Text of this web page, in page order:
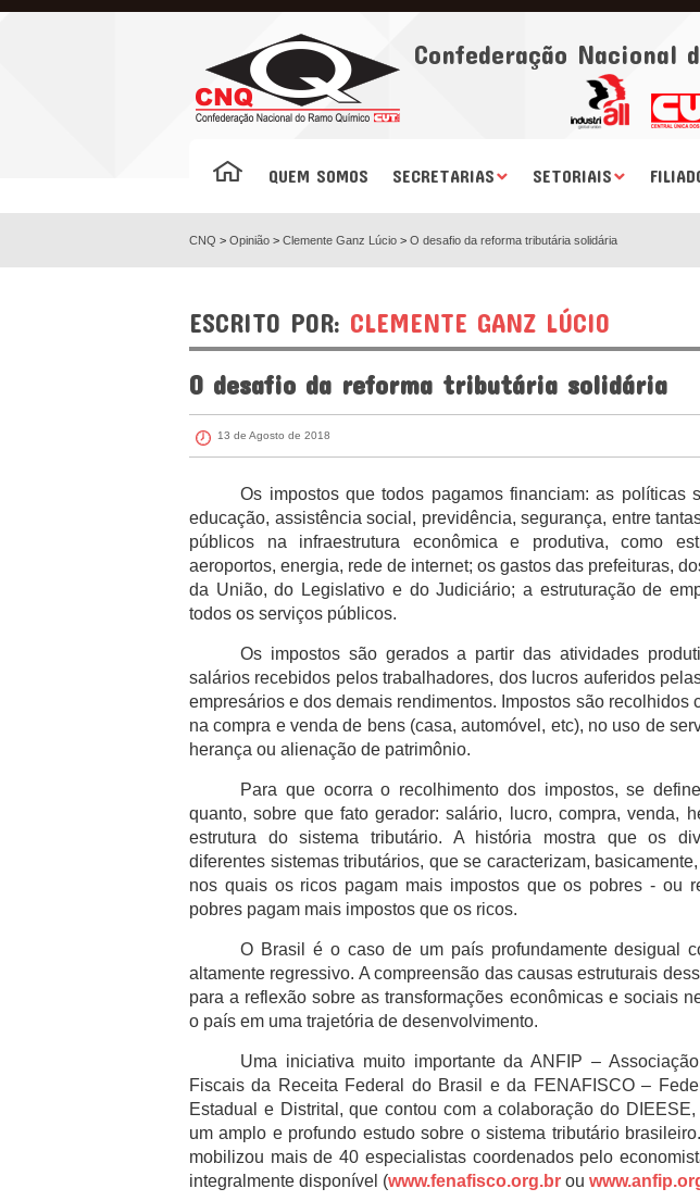
Confederação Nacional
QUEM SOMOS SECRETARIAS SETORIAIS
CNQ > Opinião > Clemente Ganz Lúcio > O desafio da reforma tributária solidária
ESCRITO POR: CLEMENTE GANZ LÚCIO
O desafio da reforma tributária solidária
13 de Agosto de 2018
Os impostos que todos pagamos financiam: as políticas
educação, assistência social, previdência, segurança, entre
públicos na infraestrutura econômica e produtiva, como
aeroportos, energia, rede de internet; os gastos das prefeituras,
da União, do Legislativo e do Judiciário; a estruturação de
todos os serviços públicos.
Os impostos são gerados a partir das atividades
salários recebidos pelos trabalhadores, dos lucros auferidos
empresários e dos demais rendimentos. Impostos são recolhidos
na compra e venda de bens (casa, automóvel, etc), no uso de
herança ou alienação de patrimônio.
Para que ocorra o recolhimento dos impostos, se
quanto, sobre que fato gerador: salário, lucro, compra, venda,
estrutura do sistema tributário. A história mostra que os
diferentes sistemas tributários, que se caracterizam,
nos quais os ricos pagam mais impostos que os pobres - ou
pobres pagam mais impostos que os ricos.
O Brasil é o caso de um país profundamente desigual
altamente regressivo. A compreensão das causas estruturais
para a reflexão sobre as transformações econômicas e sociais
o país em uma trajetória de desenvolvimento.
Uma iniciativa muito importante da ANFIP –
Fiscais da Receita Federal do Brasil e da FENAFISCO –
Estadual e Distrital, que contou com a colaboração do
um amplo e profundo estudo sobre o sistema tributário
mobilizou mais de 40 especialistas coordenados pelo
integralmente disponível (www.fenafisco.org.br ou